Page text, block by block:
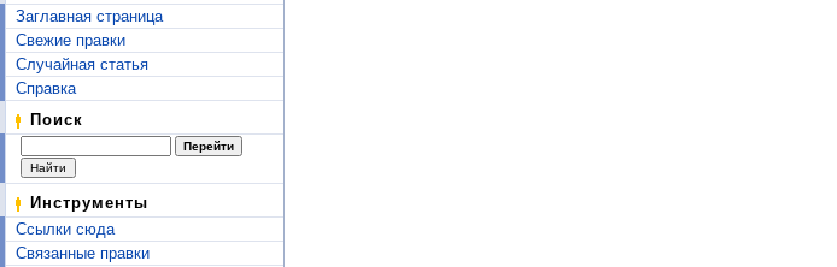
Заглавная страница
Свежие правки
Случайная статья
Справка
Поиск
Инструменты
Ссылки сюда
Связанные правки